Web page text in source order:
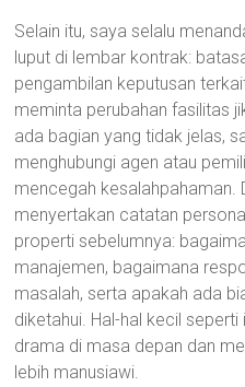
Selain itu, saya selalu
luput di lembar kontrak:
pengambilan keputusan
meminta perubahan fasilitas
ada bagian yang tidak jelas,
menghubungi agen atau
mencegah kesalahpahaman.
menyertakan catatan
properti sebelumnya:
manajemen, bagaimana
masalah, serta apakah ada
diketahui. Hal-hal kecil
drama di masa depan dan
lebih manusiawi.